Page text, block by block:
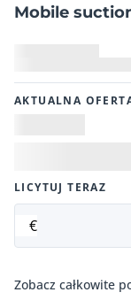
Mobile
AKTUALNA
LICYTUJ TERAZ
€
Zobacz całkowite